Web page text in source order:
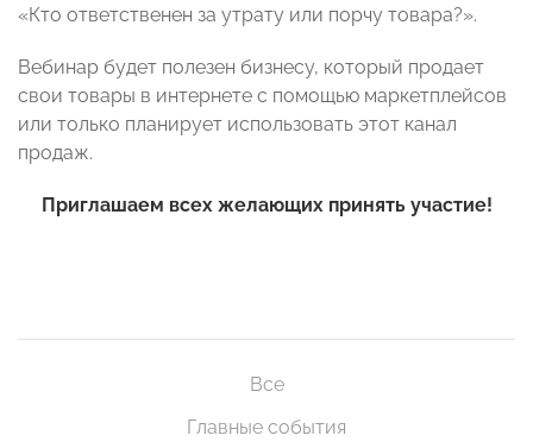
«Кто ответственен за утрату или порчу товара?».
Вебинар будет полезен бизнесу, который продает
свои товары в интернете с помощью маркетплейсов
или только планирует использовать этот канал
продаж.
Приглашаем всех желающих принять участие!
Все
Главные события